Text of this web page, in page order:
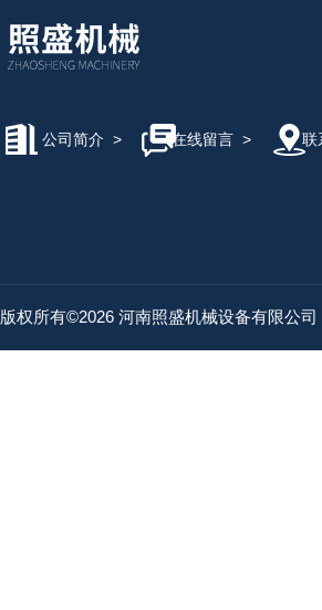
公司简介 > 在线留言 > 联
版权所有©2026 河南照盛机械设备有限公